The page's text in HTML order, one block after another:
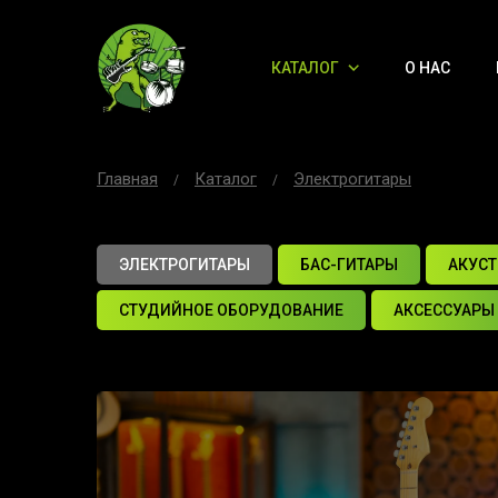
КАТАЛОГ О НАС
Главная Каталог Электрогитары
ЭЛЕКТРОГИТАРЫ БАС-ГИТАРЫ
СТУДИЙНОЕ ОБОРУДОВАНИЕ АКСЕССУАРЫ